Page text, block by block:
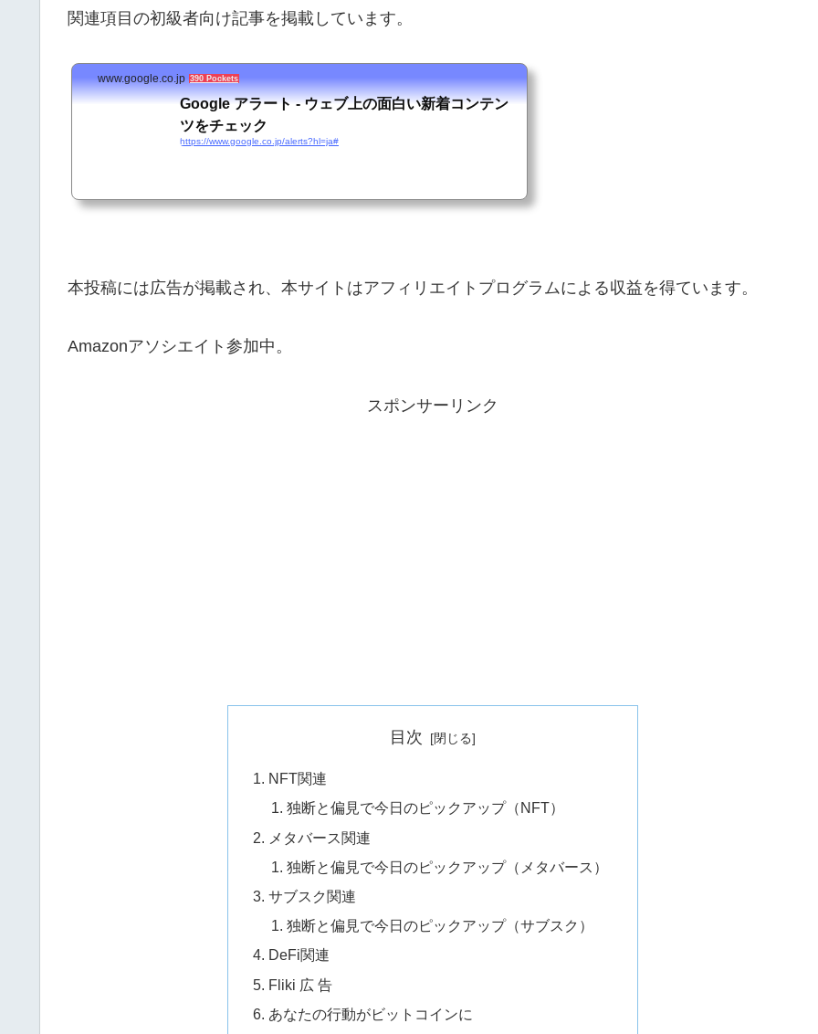
関連項目の初級者向け記事を掲載しています。
www.google.co.jp 390 Pockets
Google アラート - ウェブ上の面白い新着コンテン
ツをチェック
https://www.google.co.jp/alerts?hl=ja#
本投稿には広告が掲載され、本サイトはアフィリエイトプログラムによる収益を得ています。
Amazonアソシエイト参加中。
スポンサーリンク
目次
NFT関連
独断と偏見で今日のピックアップ（NFT）
メタバース関連
独断と偏見で今日のピックアップ（メタバース）
サブスク関連
独断と偏見で今日のピックアップ（サブスク）
DeFi関連
Fliki 広 告
あなたの行動がビットコインに